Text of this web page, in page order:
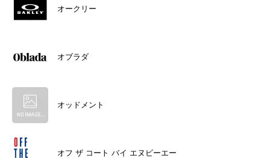
オークリー
オブラダ
オッドメント
オフ ザ コート バイ エヌビーエー